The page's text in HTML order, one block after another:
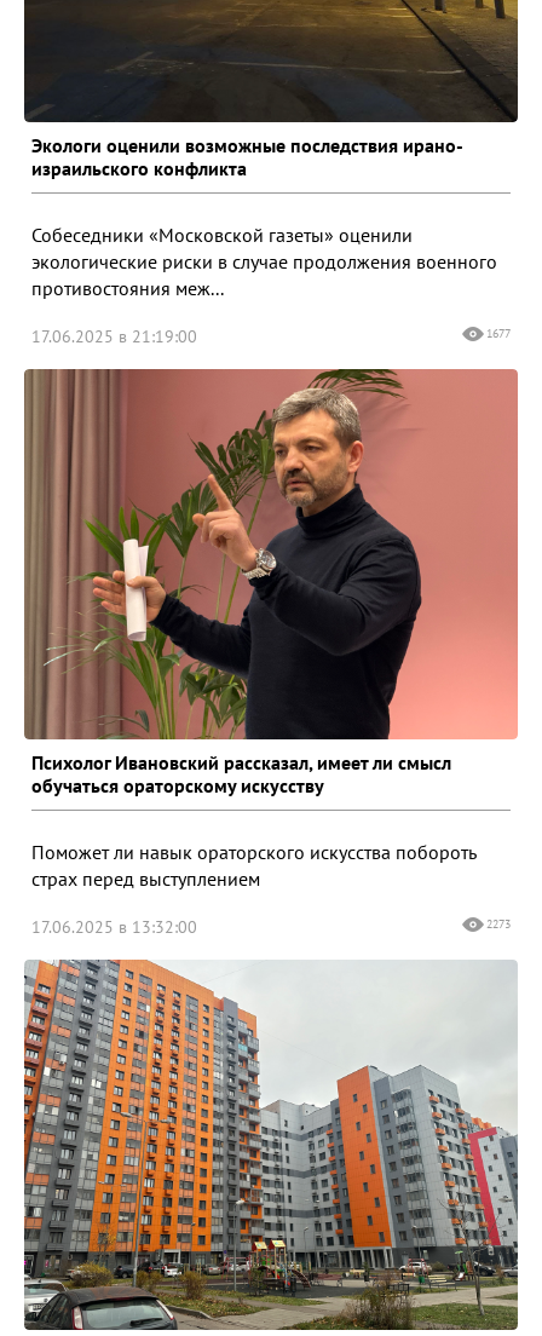
Экологи оценили возможные последствия ирано-
израильского конфликта
Собеседники «Московской газеты» оценили
экологические риски в случае продолжения военного
противостояния меж...
17.06.2025 в 21:19:00 1677
Психолог Ивановский рассказал, имеет ли смысл
обучаться ораторскому искусству
Поможет ли навык ораторского искусства побороть
страх перед выступлением
17.06.2025 в 13:32:00 2273